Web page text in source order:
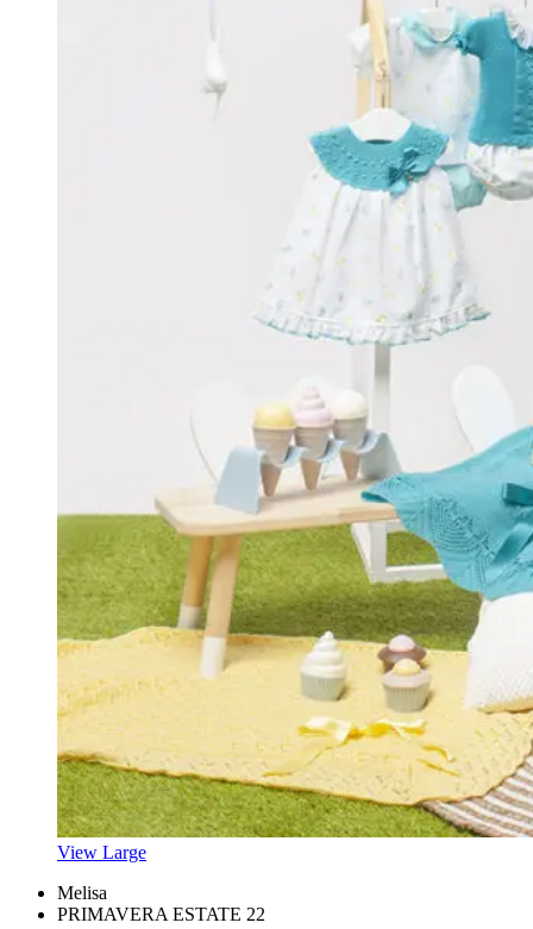
View Large
Melisa
PRIMAVERA ESTATE 22